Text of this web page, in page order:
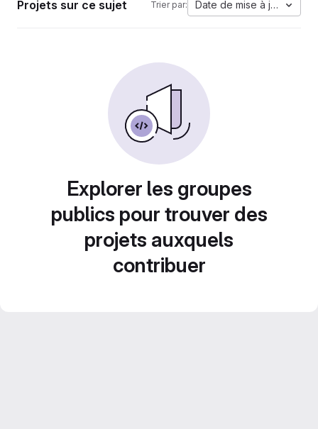
Projets sur ce sujet Trier par: Date de mise à jour
Explorer les groupes
publics pour trouver des
projets auxquels
contribuer